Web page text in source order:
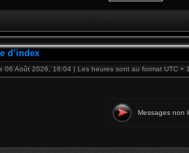
d’index
06 Août 2026, 16:04 | Les heures sont au format UTC +
Messages non